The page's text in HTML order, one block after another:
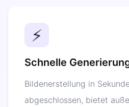
⚡
Schnelle
Bildenerstellung in
abgeschlossen, bietet